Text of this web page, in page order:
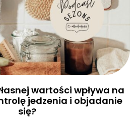
wartości wpływa na
jedzenia i objadanie
się?